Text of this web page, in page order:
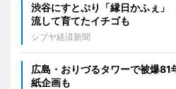
渋谷にすとぷり「縁日かふぇ
流して育てたイチゴも
シブヤ経済新聞
広島・おりづるタワーで被爆
紙企画も